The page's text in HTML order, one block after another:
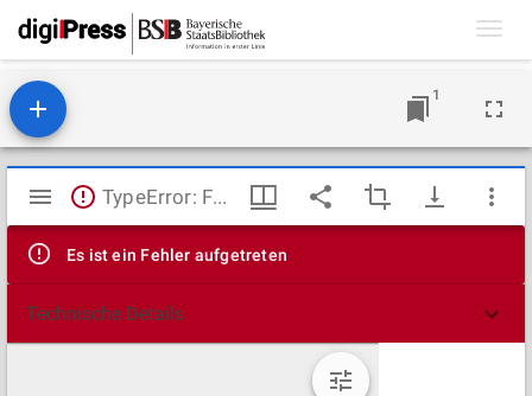
1
Mirador
Viewer
TypeError: Failed to fetch
Es ist ein Fehler aufgetreten
Technische Details